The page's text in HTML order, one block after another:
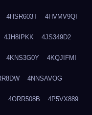
4HSR603T 4HVMV9QI
4JH8IPKK 4JS349D2
4KNS3G0Y 4KQJIFMI
4NNSAVOG
4ORR508B 4P5VX889